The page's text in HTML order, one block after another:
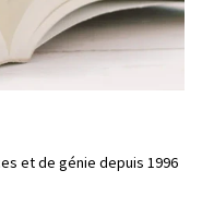
et de génie depuis 1996